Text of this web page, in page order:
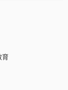
育